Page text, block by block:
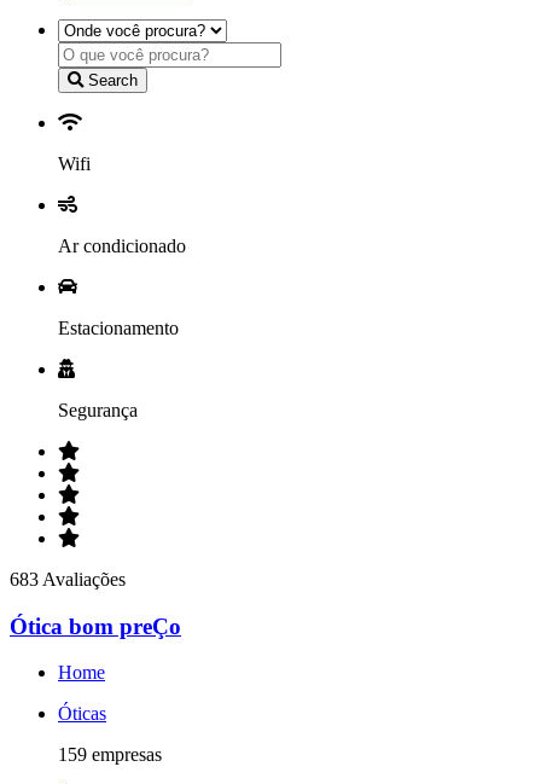
Search
Wifi
Ar condicionado
Estacionamento
Segurança
683 Avaliações
Ótica bom preÇo
Home
Óticas
159 empresas